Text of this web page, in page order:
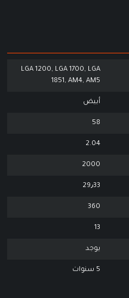
LGA 1200, LGA 1700, LGA
1851, AM4, AM5
أبيض
58
2.04
2000
29٫33
360
13
يوجد
5 سنوات